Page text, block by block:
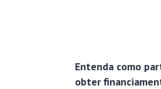
Entenda como
obter